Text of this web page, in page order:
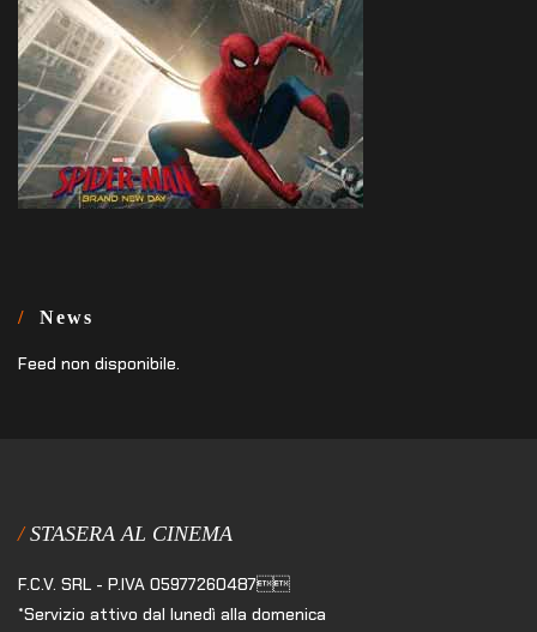
News
Feed non disponibile.
STASERA AL CINEMA
F.C.V. SRL - P.IVA 05977260487
*Servizio attivo dal lunedì alla domenica